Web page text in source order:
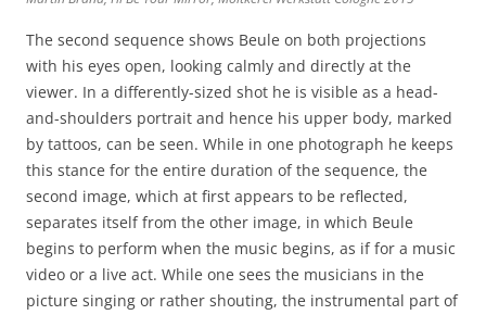
The second sequence shows Beule on both projections
with his eyes open, looking calmly and directly at the
viewer. In a differently-sized shot he is visible as a head-
and-shoulders portrait and hence his upper body, marked
by tattoos, can be seen. While in one photograph he keeps
this stance for the entire duration of the sequence, the
second image, which at first appears to be reflected,
separates itself from the other image, in which Beule
begins to perform when the music begins, as if for a music
video or a live act. While one sees the musicians in the
picture singing or rather shouting, the instrumental part of